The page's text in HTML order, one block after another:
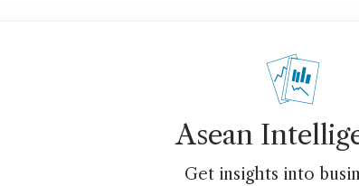
Asean
Get insights into